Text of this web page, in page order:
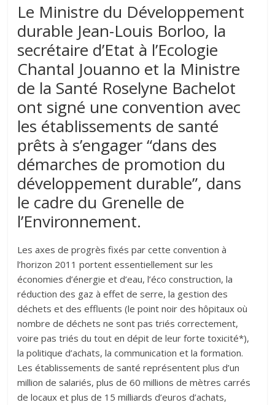
Le Ministre du Développement
durable Jean-Louis Borloo, la
secrétaire d’Etat à l’Ecologie
Chantal Jouanno et la Ministre
de la Santé Roselyne Bachelot
ont signé une convention avec
les établissements de santé
prêts à s’engager “dans des
démarches de promotion du
développement durable”, dans
le cadre du Grenelle de
l’Environnement.
Les axes de progrès fixés par cette convention à
l’horizon 2011 portent essentiellement sur les
économies d’énergie et d’eau, l’éco construction, la
réduction des gaz à effet de serre, la gestion des
déchets et des effluents (le point noir des hôpitaux où
nombre de déchets ne sont pas triés correctement,
voire pas triés du tout en dépit de leur forte toxicité*),
la politique d’achats, la communication et la formation.
Les établissements de santé représentent plus d’un
million de salariés, plus de 60 millions de mètres carrés
de locaux et plus de 15 milliards d’euros d’achats,